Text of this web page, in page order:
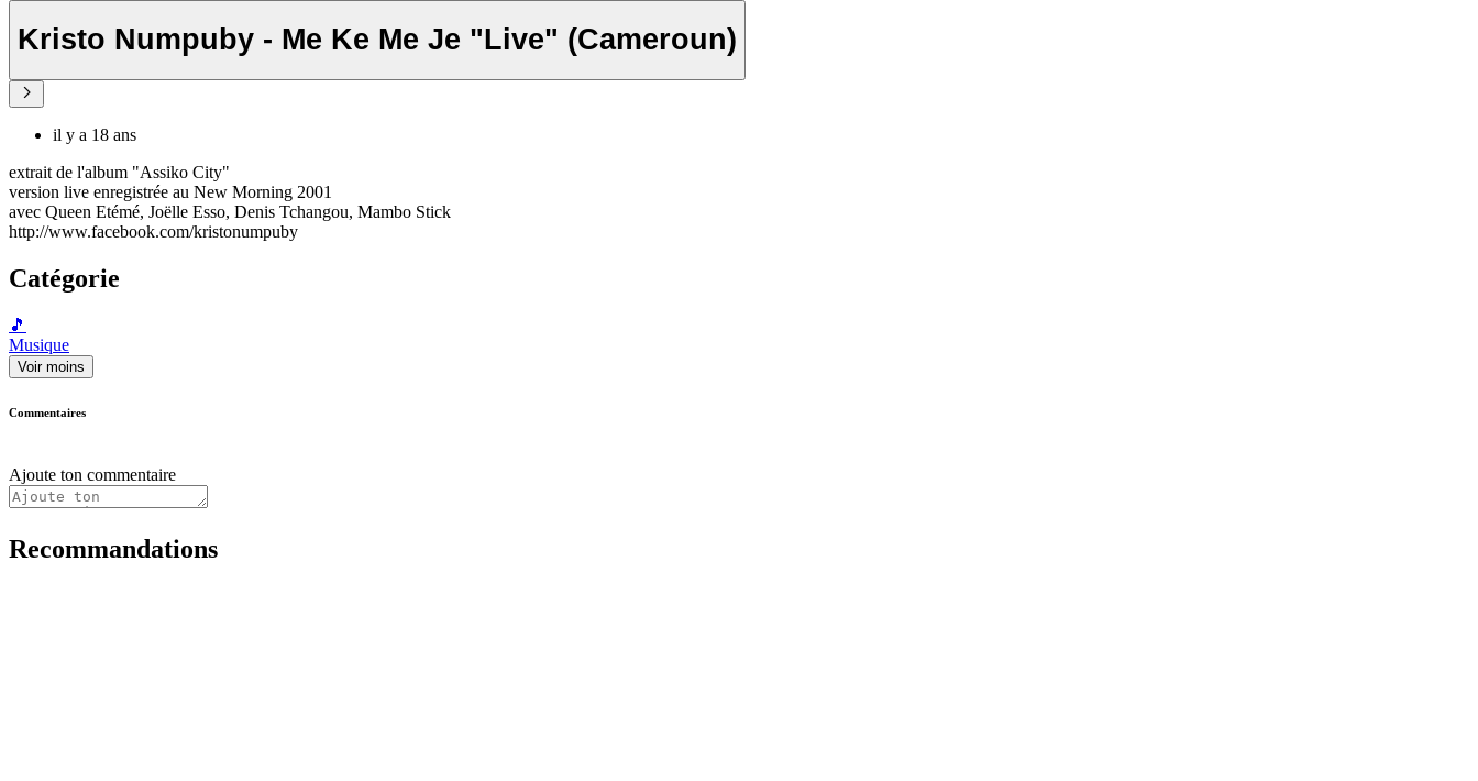
Kristo Numpuby - Me Ke Me Je "Live" (Cameroun)
il y a 18 ans
extrait de l'album "Assiko City"
version live enregistrée au New Morning 2001
avec Queen Etémé, Joëlle Esso, Denis Tchangou, Mambo Stick
http://www.facebook.com/kristonumpuby
Catégorie
🎵
Musique
Voir moins
Commentaires
Ajoute ton commentaire
Recommandations